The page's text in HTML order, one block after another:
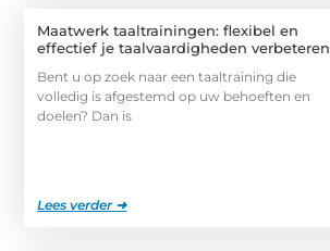
Maatwerk taaltrainingen: flexibel en
effectief je taalvaardigheden verbeteren
Bent u op zoek naar een taaltraining die
volledig is afgestemd op uw behoeften en
doelen? Dan is
Lees verder ➜